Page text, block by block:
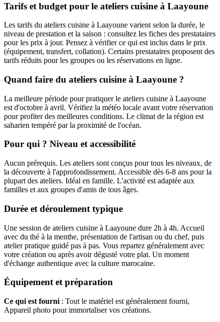
Tarifs et budget pour le ateliers cuisine à Laayoune
Les tarifs du ateliers cuisine à Laayoune varient selon la durée, le
niveau de prestation et la saison : consultez les fiches des prestataires
pour les prix à jour. Pensez à vérifier ce qui est inclus dans le prix
(équipement, transfert, collation). Certains prestataires proposent des
tarifs réduits pour les groupes ou les réservations en ligne.
Quand faire du ateliers cuisine à Laayoune ?
La meilleure période pour pratiquer le ateliers cuisine à Laayoune
est d'octobre à avril. Vérifiez la météo locale avant votre réservation
pour profiter des meilleures conditions. Le climat de la région est
saharien tempéré par la proximité de l'océan.
Pour qui ? Niveau et accessibilité
Aucun prérequis. Les ateliers sont conçus pour tous les niveaux, de
la découverte à l'approfondissement. Accessible dès 6-8 ans pour la
plupart des ateliers. Idéal en famille. L'activité est adaptée aux
familles et aux groupes d'amis de tous âges.
Durée et déroulement typique
Une session de ateliers cuisine à Laayoune dure 2h à 4h. Accueil
avec du thé à la menthe, présentation de l'artisan ou du chef, puis
atelier pratique guidé pas à pas. Vous repartez généralement avec
votre création ou après avoir dégusté votre plat. Un moment
d'échange authentique avec la culture marocaine.
Équipement et préparation
Ce qui est fourni : Tout le matériel est généralement fourni,
Appareil photo pour immortaliser vos créations.